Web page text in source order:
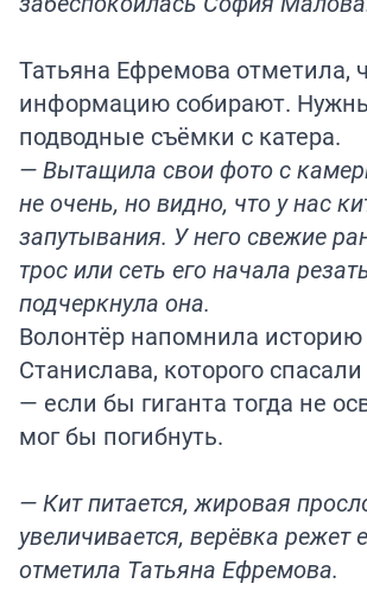
Татьяна Ефремова отметила,
информацию собирают.
подводные съёмки с катера.
— Вытащила свои фото с
не очень, но видно, что у нас
запутывания. У него свежие
трос или сеть его начала
подчеркнула она.
Волонтёр напомнила историю
Станислава, которого
— если бы гиганта тогда не
мог бы погибнуть.
— Кит питается, жировая
увеличивается, верёвка режет
отметила Татьяна Ефремова.